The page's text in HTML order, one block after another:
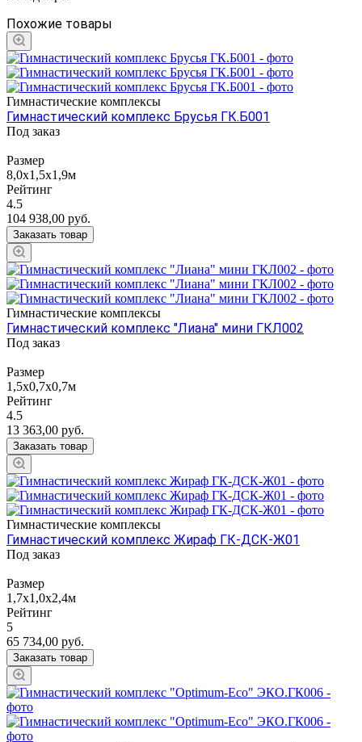
Похожие товары
Гимнастические комплексы
Гимнастический комплекс Брусья ГК.Б001
Под заказ
Размер
8,0х1,5х1,9м
Рейтинг
4.5
104 938,00 руб.
Заказать товар
Гимнастические комплексы
Гимнастический комплекс "Лиана" мини ГКЛ002
Под заказ
Размер
1,5х0,7х0,7м
Рейтинг
4.5
13 363,00 руб.
Заказать товар
Гимнастические комплексы
Гимнастический комплекс Жираф ГК-ДСК-Ж01
Под заказ
Размер
1,7х1,0х2,4м
Рейтинг
5
65 734,00 руб.
Заказать товар